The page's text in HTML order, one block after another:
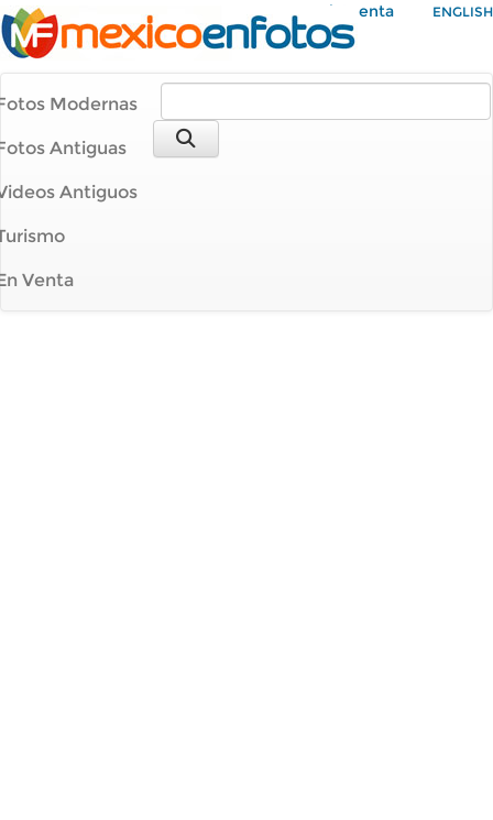
Mi Cuenta ENGLISH
Modernas
Antiguas
Antiguos
Venta